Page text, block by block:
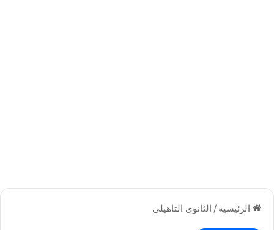
الرئيسية / الثانوي التاهيلي